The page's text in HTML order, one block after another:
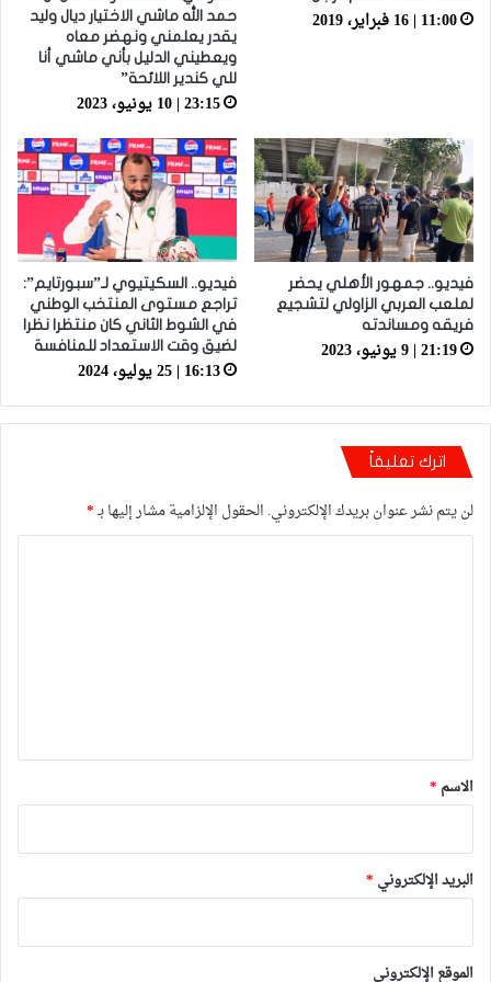
11:00 | 16 فبراير، 2019
حمد الله ماشي الاختيار ديال وليد
يقدر يعلمني ونهضر معاه
ويعطيني الدليل بأني ماشي أنا
للي كندير اللائحة”
23:15 | 10 يونيو، 2023
فيديو.. جمهور الأهلي يحضر
لملعب العربي الزاولي لتشجيع
فريقه ومساندته
21:19 | 9 يونيو، 2023
فيديو.. السكيتيوي لـ”سبورتايم”:
تراجع مستوى المنتخب الوطني
في الشوط الثاني كان منتظرا نظرا
لضيق وقت الاستعداد للمنافسة
16:13 | 25 يوليو، 2024
اترك تعليقاً
لن يتم نشر عنوان بريدك الإلكتروني. الحقول الإلزامية مشار إليها بـ*
*
الاسم *
البريد الإلكتروني *
الموقع الإلكتروني